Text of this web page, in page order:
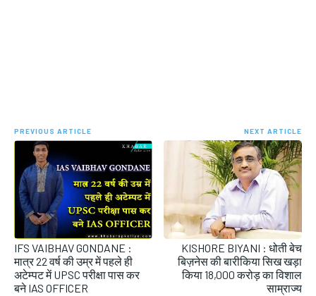
PREVIOUS ARTICLE
IFS VAIBHAV GONDANE :
मात्र 22 वर्ष की उम्र में पहले ही
अटेम्पट में UPSC परीक्षा पास कर
बने IAS OFFICER
NEXT ARTICLE
KISHORE BIYANI : धोती बेच
बिज़नेस की बारीकिया सिख खड़ा
किया 18,000 करोड़ का विशाल
साम्राज्य